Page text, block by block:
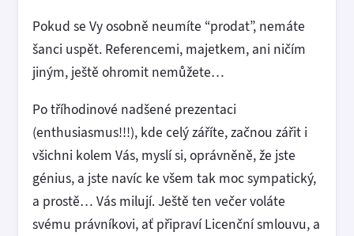
Pokud se Vy osobně neumíte “prodat”, nemáte
šanci uspět. Referencemi, majetkem, ani ničím
jiným, ještě ohromit nemůžete…
Po tříhodinové nadšené prezentaci
(enthusiasmus!!!), kde celý záříte, začnou zářit i
všichni kolem Vás, myslí si, oprávněně, že jste
génius, a jste navíc ke všem tak moc sympatický,
a prostě… Vás milují. Ještě ten večer voláte
svému právníkovi, ať připraví Licenční smlouvu, a